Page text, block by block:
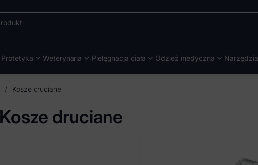
Protetyka Weterynaria Pielęgnacja ciała Odzież medyczna Narzędzia
/ Kosze druciane
Kosze druciane